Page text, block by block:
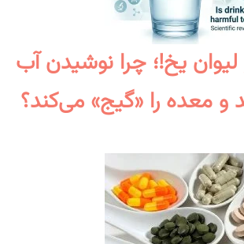
لیوان یخ!؛ چرا نوشیدن آب
و معده را «گیج» می‌کند؟